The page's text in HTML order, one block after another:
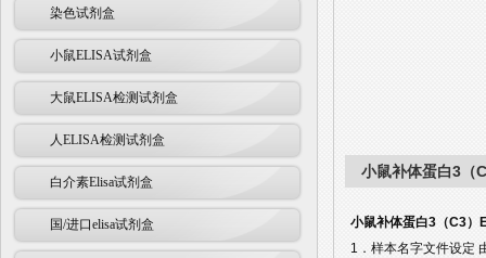
染色试剂盒
小鼠ELISA试剂盒
大鼠ELISA检测试剂盒
人ELISA检测试剂盒
白介素Elisa试剂盒
国/进口elisa试剂盒
小鼠补体蛋白3（
小鼠补体蛋白3（C3）
1．样本名字文件设定